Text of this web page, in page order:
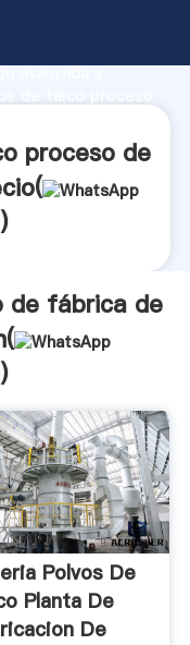
avanzada y
proceso de
)
de fábrica de
)
Polvos De
Planta De
De